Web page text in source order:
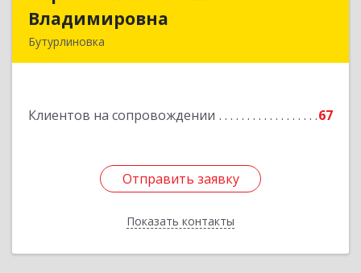
Владимировна
Бутурлиновка
Клиентов на сопровождении 67
Отправить заявку
Показать контакты
Отправить заявку
Назад